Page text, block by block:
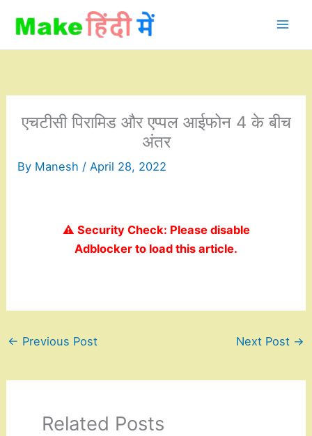
content
एचटीसी पिरामिड और एप्पल आईफोन 4 के बीच
अंतर
By Manesh /April 28, 2022
⚠️ Security Check: Please disable
Adblocker to load this article.
← Previous Post Next Post →
Related Posts